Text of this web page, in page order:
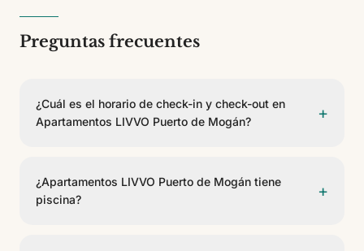
Preguntas frecuentes
¿Cuál es el horario de check-in y check-out en
Apartamentos LIVVO Puerto de Mogán?
+
¿Apartamentos LIVVO Puerto de Mogán tiene
piscina?
+